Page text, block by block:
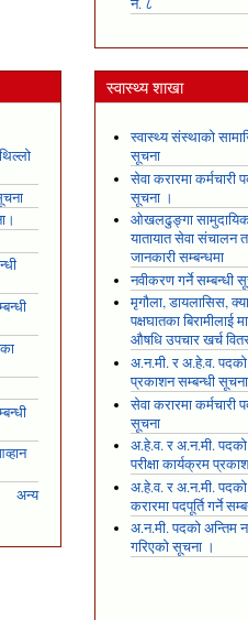
अन्य
स्वास्थ्य शाखा
स्वास्थ्य संस्थाको
सूचना
सेवा करारमा कर्मचारी
सूचना ।
ओखलढुङ्गा सामुदायिक
यातायात सेवा संचालन
जानकारी सम्बन्धमा
नवीकरण गर्ने सम्बन्धी
मृगौला, डायलासिस,
पक्षघातका
औषधि उपचार खर्च
अ.न.मी. र अ.हे.व. पदको
प्रकाशन सम्बन्धी सूचना
सेवा करारमा कर्मचारी
सूचना
अ.हे.व. र अ.न.मी.
परीक्षा कार्यक्रम
अ.हे.व. र अ.न.मी. पदको
करारमा पदपूर्ति गर्ने
अ.न.मी. पदको अन्तिम
गरिएको सूचना ।